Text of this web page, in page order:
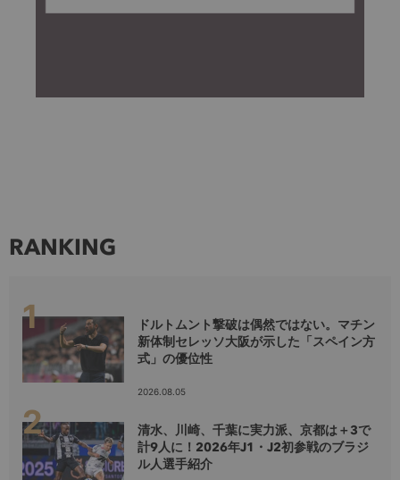
RANKING
ドルトムント撃破は偶然ではない。マチン
新体制セレッソ大阪が示した「スペイン方
式」の優位性
2026.08.05
清水、川崎、千葉に実力派、京都は＋3で
計9人に！2026年J1・J2初参戦のブラジ
ル人選手紹介